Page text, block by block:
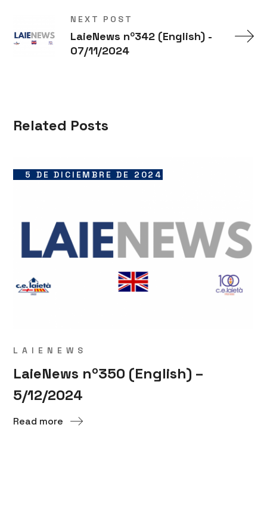
NEXT POST
LaieNews nº342 (English) -
07/11/2024
Related Posts
5 DE DICIEMBRE DE 2024
LAIENEWS
LaieNews nº350 (English) –
5/12/2024
Read more